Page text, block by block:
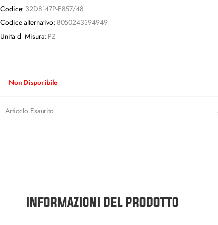
Codice: 32D8147P-E857/48
Codice alternativo: 8050243394949
Unita di Misura: PZ
Non Disponibile
Articolo Esaurito
INFORMAZIONI DEL PRODOTTO